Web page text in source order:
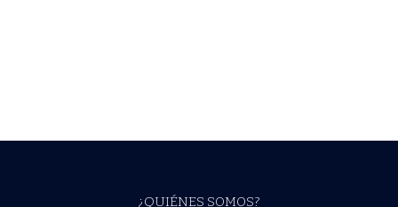
¿QUIÉNES SOMOS?